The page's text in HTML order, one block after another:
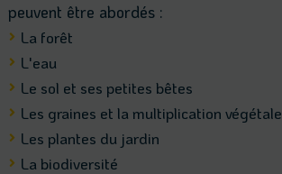
peuvent être abordés :
 La forêt
 L'eau
 Le sol et ses petites bêtes
 Les graines et la multiplication végétale
 Les plantes du jardin
 La biodiversité